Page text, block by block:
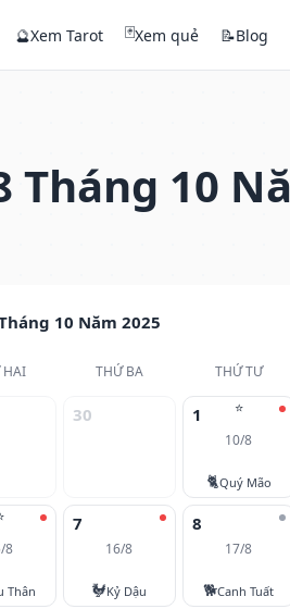
🔮Xem Tarot 🃏Xem quẻ 📝Blog
10
10 Năm 2025
HAI THỨ BA THỨ TƯ
30 ⭐
1
10/8
🐈Quý Mão
8
Thân
7
16/8
🐓Kỷ Dậu
8
17/8
🐕Canh Tuất